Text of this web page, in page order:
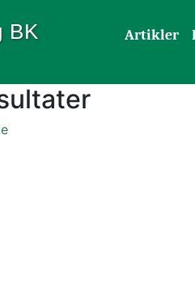
BK Artikler